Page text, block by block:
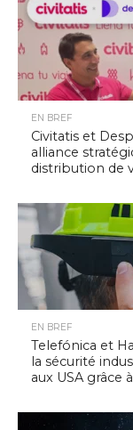
EN BREF
Civitatis et
alliance
distribution de
EN BREF
Telefónica et
la sécurité
aux USA grâce